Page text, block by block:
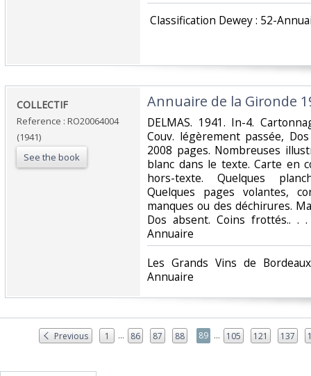
Classification Dewey : 52-
‎COLLECTIF‎
Reference : RO20064004
(1941)
See the book
‎Annuaire de la Gironde
‎DELMAS. 1941. In-4.
Couv. légèrement passée,
2008 pages. Nombreuses
blanc dans le texte. Carte en
hors-texte. Quelques
Quelques pages volantes,
manques ou des déchirures.
Dos absent. Coins frottés.. .
Annuaire‎
‎Les Grands Vins de
Annuaire‎
Previous 1 ... 86 87 88 89 ... 105 121 137